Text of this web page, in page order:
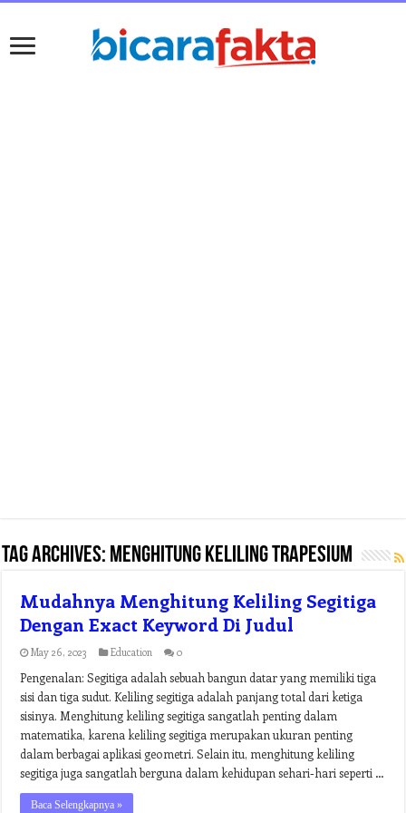
Tag Archives: menghitung keliling trapesium
Mudahnya Menghitung Keliling Segitiga
Dengan Exact Keyword Di Judul
May 26, 2023 Education 0
Pengenalan: Segitiga adalah sebuah bangun datar yang memiliki tiga
sisi dan tiga sudut. Keliling segitiga adalah panjang total dari ketiga
sisinya. Menghitung keliling segitiga sangatlah penting dalam
matematika, karena keliling segitiga merupakan ukuran penting
dalam berbagai aplikasi geometri. Selain itu, menghitung keliling
segitiga juga sangatlah berguna dalam kehidupan sehari-hari seperti …
Baca Selengkapnya »